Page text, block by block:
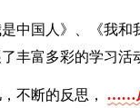
中国人》、《我
丰富多彩的学习活
不断的反思，……